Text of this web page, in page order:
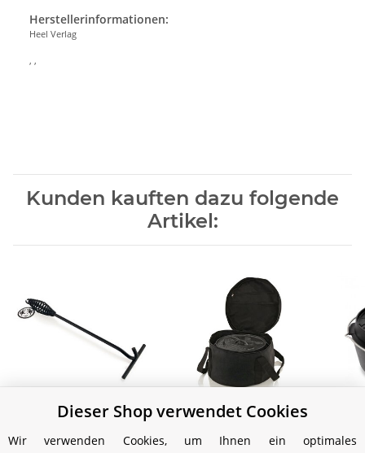
Herstellerinformationen:
Heel Verlag
Kunden kauften dazu folgende
Artikel:
Petromax 'Feuertopf'
Deckelheber
Petromax Tasche zum
'Feuertopf' - zu Modell
Dieser Shop verwendet Cookies
Wir verwenden Cookies, um Ihnen ein optimales